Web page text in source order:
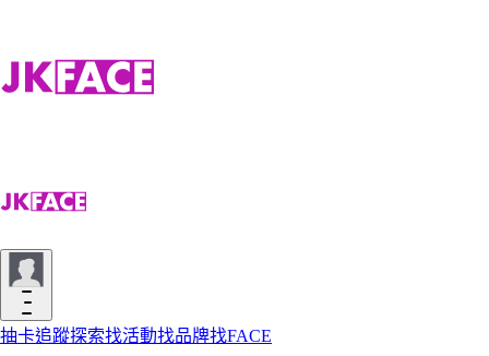
抽卡追蹤探索找活動找品牌找FACE